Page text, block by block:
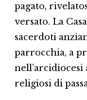
pagato,
versato. La
sa­cerdoti
parrocchia, a
nell’arcidiocesi
religiosi di